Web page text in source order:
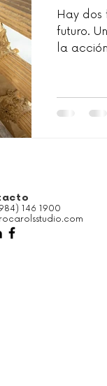
Hay
futuro.
la
146 1900